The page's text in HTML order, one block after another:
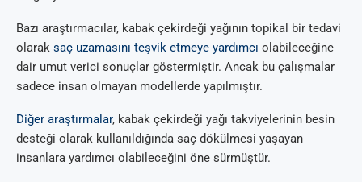
Bazı araştırmacılar, kabak çekirdeği yağının topikal bir tedavi
olarak saç uzamasını teşvik etmeye yardımcı olabileceğine
dair umut verici sonuçlar göstermiştir. Ancak bu çalışmalar
sadece insan olmayan modellerde yapılmıştır.
Diğer araştırmalar, kabak çekirdeği yağı takviyelerinin besin
desteği olarak kullanıldığında saç dökülmesi yaşayan
insanlara yardımcı olabileceğini öne sürmüştür.